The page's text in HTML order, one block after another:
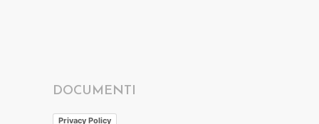
DOCUMENTI
Privacy Policy